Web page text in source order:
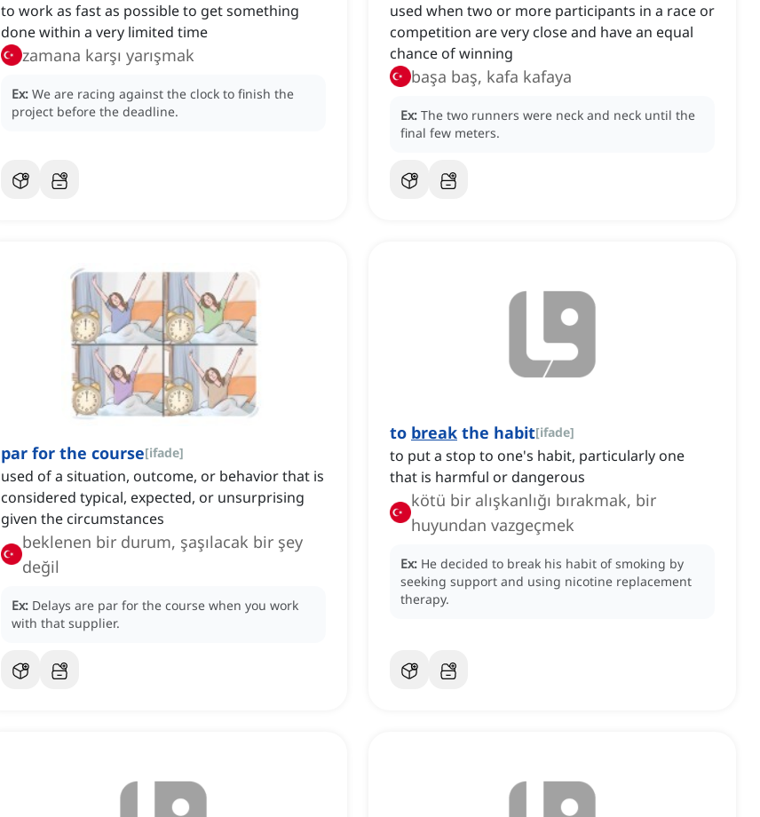
to work as fast as possible to get something
done within a very limited time
zamana karşı yarışmak
Ex: We are racing against the clock to finish the
project before the deadline.
used when two or more participants in a race or
competition are very close and have an equal
chance of winning
başa baş, kafa kafaya
Ex: The two runners were neck and neck until the
final few meters.
par for the course[ifade]
used of a situation, outcome, or behavior that is
considered typical, expected, or unsurprising
given the circumstances
beklenen bir durum, şaşılacak bir şey
değil
Ex: Delays are par for the course when you work
with that supplier.
to break the habit[ifade]
to put a stop to one's habit, particularly one
that is harmful or dangerous
kötü bir alışkanlığı bırakmak, bir
huyundan vazgeçmek
Ex: He decided to break his habit of smoking by
seeking support and using nicotine replacement
therapy.